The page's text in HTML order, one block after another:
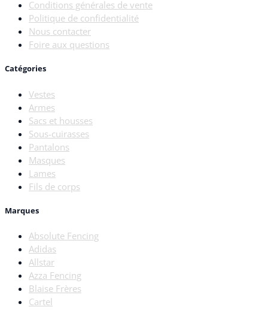
Conditions générales de vente
Politique de confidentialité
Nous contacter
Foire aux questions
Catégories
Vestes
Armes
Sacs et housses
Sous-cuirasses
Pantalons
Masques
Lames
Fils de corps
Marques
Absolute Fencing
Adidas
Allstar
Azza Fencing
Blaise Frères
Cartel